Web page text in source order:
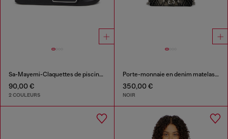
Sa-Mayemi-Claquettes de piscine avec logo 3D
90,00 €
2 COULEURS
Porte-monnaie en denim matelassé motif argyle
350,00 €
NOIR